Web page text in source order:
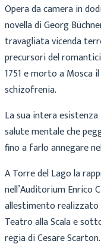
Opera da camera in
novella di Georg
travagliata vicenda
precursori del
1751 e morto a Mosca
schizofrenia.
La sua intera
salute mentale che
fino a farlo annegare
A Torre del Lago la
nell’Auditorium Enrico
allestimento realizzato
Teatro alla Scala e
regia di Cesare Scarton.